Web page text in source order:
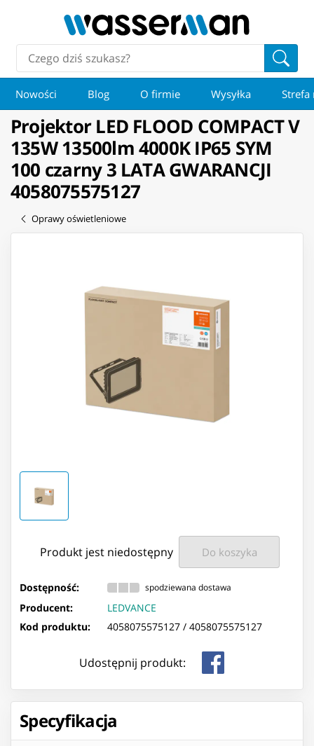
Nowości Blog O firmie Wysyłka Strefa
Projektor LED FLOOD COMPACT V
135W 13500lm 4000K IP65 SYM
100 czarny 3 LATA GWARANCJI
4058075575127
Oprawy oświetleniowe
Produkt jest niedostępny Do koszyka
Dostępność: spodziewana dostawa
Producent:
LEDVANCE
Kod produktu:
4058075575127 / 4058075575127
Udostępnij produkt:
Specyfikacja